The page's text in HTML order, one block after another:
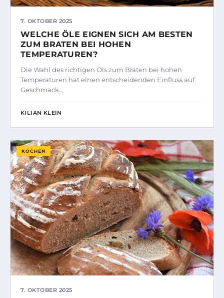
7. OKTOBER 2025
WELCHE ÖLE EIGNEN SICH AM BESTEN
ZUM BRATEN BEI HOHEN
TEMPERATUREN?
Die Wahl des richtigen Öls zum Braten bei hohen
Temperaturen hat einen entscheidenden Einfluss auf
Geschmack…
KILIAN KLEIN
KOCHEN
7. OKTOBER 2025